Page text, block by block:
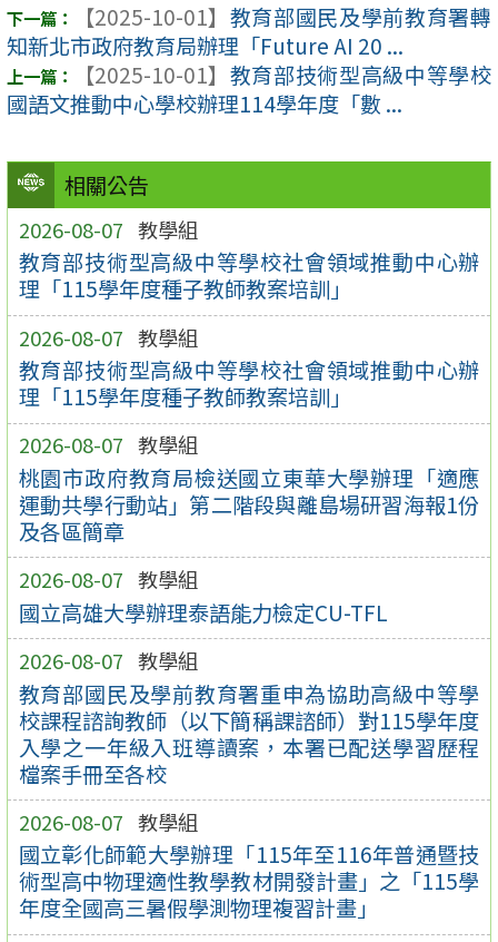
相關公告
2026-08-07 教學組
教育部技術型高級中等學校社會領域推動中心辦
理「115學年度種子教師教案培訓」
2026-08-07 教學組
教育部技術型高級中等學校社會領域推動中心辦
理「115學年度種子教師教案培訓」
2026-08-07 教學組
桃園市政府教育局檢送國立東華大學辦理「適應
運動共學行動站」第二階段與離島場研習海報1份
及各區簡章
2026-08-07 教學組
國立高雄大學辦理泰語能力檢定CU-TFL
2026-08-07 教學組
教育部國民及學前教育署重申為協助高級中等學
校課程諮詢教師（以下簡稱課諮師）對115學年度
入學之一年級入班導讀案，本署已配送學習歷程
檔案手冊至各校
2026-08-07 教學組
國立彰化師範大學辦理「115年至116年普通暨技
術型高中物理適性教學教材開發計畫」之「115學
年度全國高三暑假學測物理複習計畫」
【2025-10-01】 教育部國民及學前教育署轉
知新北市政府教育局辦理「Future AI 20 ...
【2025-10-01】 教育部技術型高級中等學校
國語文推動中心學校辦理114學年度「數 ...